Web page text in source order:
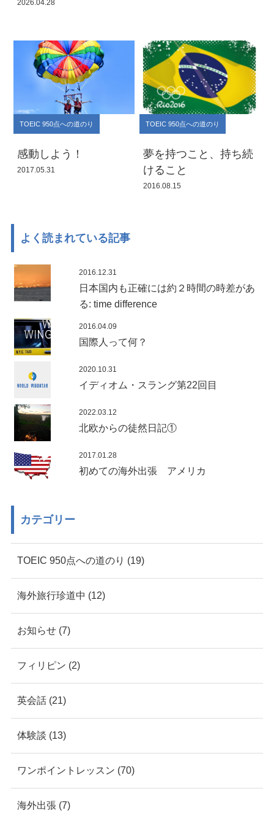
2026.04.28
TOEIC 950点への道のり
感動しよう！
2017.05.31
TOEIC 950点への道のり
夢を持つこと、持ち続
けること
2016.08.15
よく読まれている記事
2016.12.31
日本国内も正確には約２時間の時差があ
る: time difference
2016.04.09
国際人って何？
2020.10.31
イディオム・スラング第22回目
2022.03.12
北欧からの徒然日記①
2017.01.28
初めての海外出張 アメリカ
カテゴリー
TOEIC 950点への道のり (19)
海外旅行珍道中 (12)
お知らせ (7)
フィリピン (2)
英会話 (21)
体験談 (13)
ワンポイントレッスン (70)
海外出張 (7)